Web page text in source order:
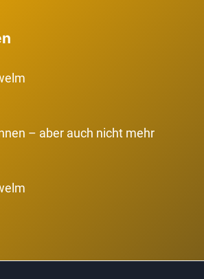
– aber auch nicht mehr